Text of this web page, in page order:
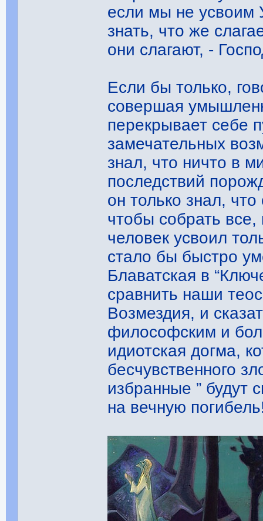
если мы не усвоим
знать, что же
они слагают, -
Если бы только,
совершая
перекрывает себе
замечательных
знал, что ничто в
последствий
он только знал,
чтобы собрать
человек усвоил
стало бы быстро
Блаватская в
сравнить наши
Возмездия, и
философским и
идиотская догма,
бесчувственного
избранные ” будут
на вечную